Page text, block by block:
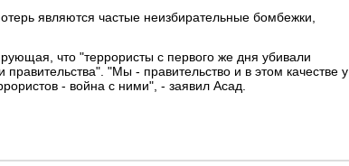
являются частые неизбирательные бомбежки,
что "террористы с первого же дня убивали
"Мы - правительство и в этом качестве у
- война с ними", - заявил Асад.